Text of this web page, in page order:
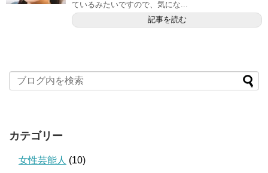
ているみたいですので、気にな...
記事を読む
カテゴリー
女性芸能人 (10)